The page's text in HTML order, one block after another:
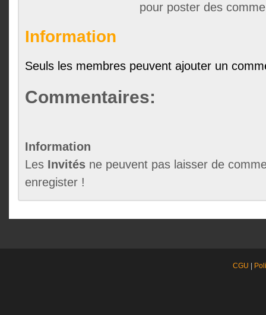
pour poster des
Information
Seuls les membres peuvent ajouter un
Commentaires:
Information
Les Invités ne peuvent pas laisser de
enregister !
CGU